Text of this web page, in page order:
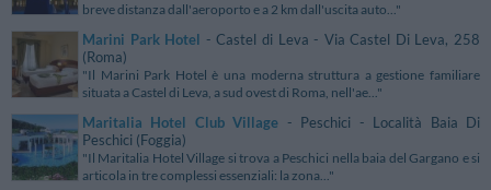
breve distanza dall'aeroporto e a 2 km dall'uscita auto..."
Marini Park Hotel - Castel di Leva - Via Castel Di Leva, 258
(Roma)
"Il Marini Park Hotel è una moderna struttura a gestione familiare
situata a Castel di Leva, a sud ovest di Roma, nell'ae..."
Maritalia Hotel Club Village - Peschici - Località Baia Di
Peschici (Foggia)
"Il Maritalia Hotel Village si trova a Peschici nella baia del Gargano e si
articola in tre complessi essenziali: la zona..."